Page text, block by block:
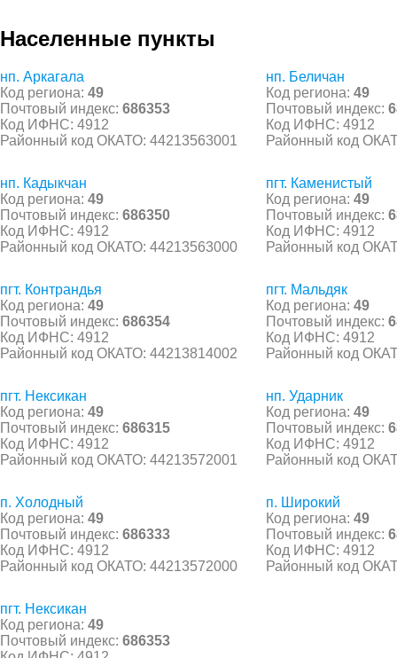
Населенные пункты
нп. Аркагала
Код региона: 49
Почтовый индекс: 686353
Код ИФНС: 4912
Районный код ОКАТО: 44213563001
нп. Беличан
Код региона: 49
Почтовый индекс:
Код ИФНС: 4912
Районный код
нп. Кадыкчан
Код региона: 49
Почтовый индекс: 686350
Код ИФНС: 4912
Районный код ОКАТО: 44213563000
пгт. Каменистый
Код региона: 49
Почтовый индекс:
Код ИФНС: 4912
Районный код
пгт. Контрандья
Код региона: 49
Почтовый индекс: 686354
Код ИФНС: 4912
Районный код ОКАТО: 44213814002
пгт. Мальдяк
Код региона: 49
Почтовый индекс:
Код ИФНС: 4912
Районный код
пгт. Нексикан
Код региона: 49
Почтовый индекс: 686315
Код ИФНС: 4912
Районный код ОКАТО: 44213572001
нп. Ударник
Код региона: 49
Почтовый индекс:
Код ИФНС: 4912
Районный код
п. Холодный
Код региона: 49
Почтовый индекс: 686333
Код ИФНС: 4912
Районный код ОКАТО: 44213572000
п. Широкий
Код региона: 49
Почтовый индекс:
Код ИФНС: 4912
Районный код
пгт. Нексикан
Код региона: 49
Почтовый индекс: 686353